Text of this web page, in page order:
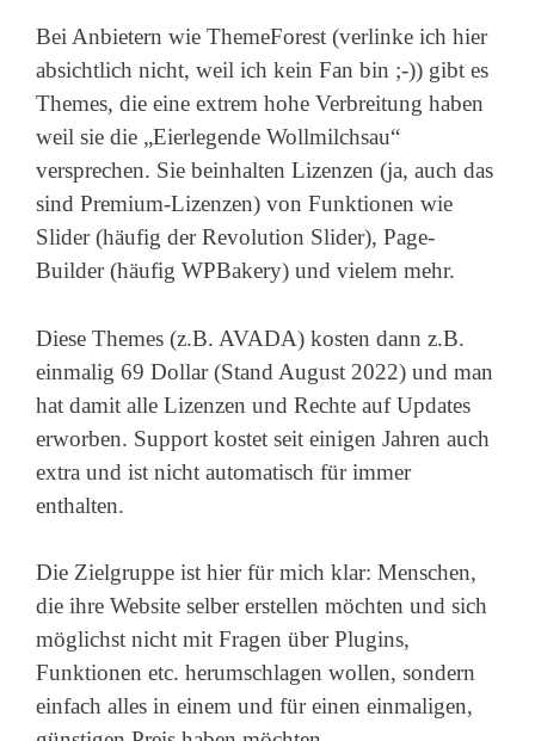
Bei Anbietern wie ThemeForest (verlinke ich hier
absichtlich nicht, weil ich kein Fan bin ;-)) gibt es
Themes, die eine extrem hohe Verbreitung haben
weil sie die „Eierlegende Wollmilchsau“
versprechen. Sie beinhalten Lizenzen (ja, auch das
sind Premium-Lizenzen) von Funktionen wie
Slider (häufig der Revolution Slider), Page-
Builder (häufig WPBakery) und vielem mehr.
Diese Themes (z.B. AVADA) kosten dann z.B.
einmalig 69 Dollar (Stand August 2022) und man
hat damit alle Lizenzen und Rechte auf Updates
erworben. Support kostet seit einigen Jahren auch
extra und ist nicht automatisch für immer
enthalten.
Die Zielgruppe ist hier für mich klar: Menschen,
die ihre Website selber erstellen möchten und sich
möglichst nicht mit Fragen über Plugins,
Funktionen etc. herumschlagen wollen, sondern
einfach alles in einem und für einen einmaligen,